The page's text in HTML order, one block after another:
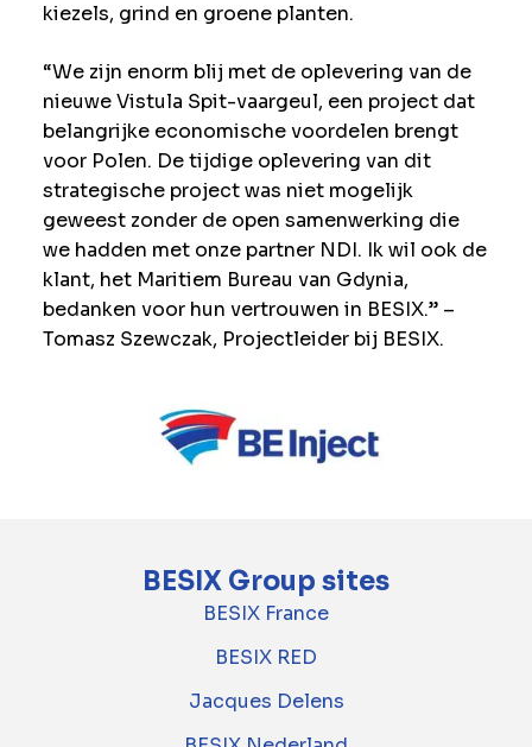
kiezels, grind en groene planten.
“We zijn enorm blij met de oplevering van de
nieuwe Vistula Spit-vaargeul, een project dat
belangrijke economische voordelen brengt
voor Polen. De tijdige oplevering van dit
strategische project was niet mogelijk
geweest zonder de open samenwerking die
we hadden met onze partner NDI. Ik wil ook de
klant, het Maritiem Bureau van Gdynia,
bedanken voor hun vertrouwen in BESIX.” –
Tomasz Szewczak, Projectleider bij BESIX.
BESIX Group sites
BESIX France
BESIX RED
Jacques Delens